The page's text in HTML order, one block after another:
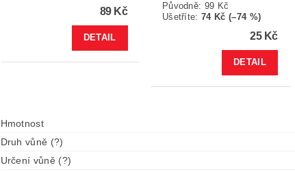
89 Kč
DETAIL
Původně: 99 Kč
Ušetříte:74 Kč (–74 %)
25 Kč
DETAIL
Hmotnost
Druh vůně (?)
Určení vůně (?)